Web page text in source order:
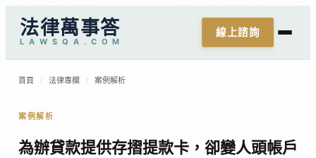
法律萬事答
L A W S Q A . C O M
線上諮詢
首頁 / 法律專欄 / 案例解析
案例解析
為辦貸款提供存摺提款卡，卻變人頭帳戶